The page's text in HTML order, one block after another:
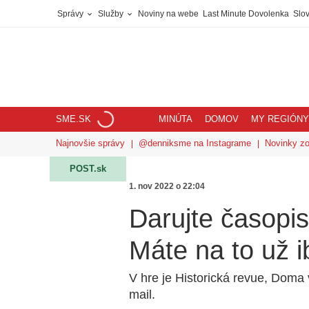
Správy Služby Noviny na webe Last Minute Dovolenka
SME.SK MINÚTA DOMOV MY REGIÓNY
Najnovšie správy @denniksme na Instagrame Novinky
POST.sk
1. nov 2022 o 22:04
Darujte
Máte na to už
V hre je Historická revue,
mail.